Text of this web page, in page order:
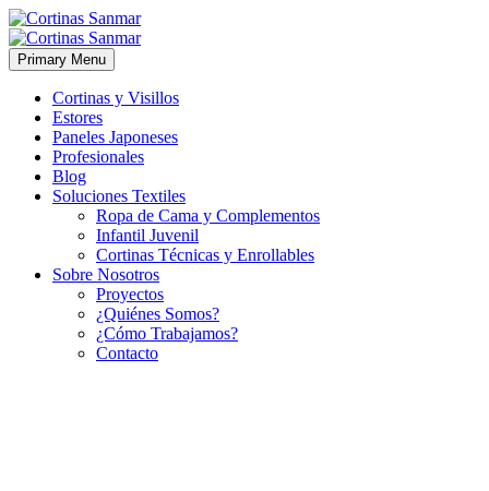
Primary Menu
Cortinas y Visillos
Estores
Paneles Japoneses
Profesionales
Blog
Soluciones Textiles
Ropa de Cama y Complementos
Infantil Juvenil
Cortinas Técnicas y Enrollables
Sobre Nosotros
Proyectos
¿Quiénes Somos?
¿Cómo Trabajamos?
Contacto